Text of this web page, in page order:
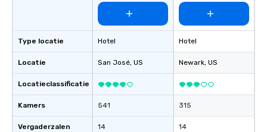
Type locatie
Locatie
Locatieclassificatie
Kamers
Vergaderzalen
Hotel
San José, US
541
14
Hotel
Newark, US
315
14